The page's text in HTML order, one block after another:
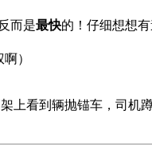
而是最快的！仔细想想有
）
上看到辆抛锚车，司机